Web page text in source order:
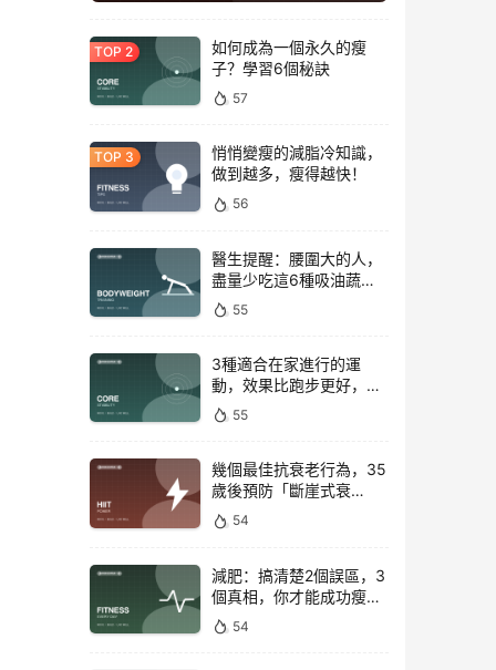
如何成為一個永久的瘦
子？學習6個秘訣
57
悄悄變瘦的減脂冷知識，
做到越多，瘦得越快！
56
醫生提醒：腰圍大的人，
盡量少吃這6種吸油蔬
菜！55
3種適合在家進行的運
動，效果比跑步更好，是
公認的脂肪殺手！
55
幾個最佳抗衰老行為，35
歲後預防「斷崖式衰
老」！
54
減肥：搞清楚2個誤區，3
個真相，你才能成功瘦下
來！54